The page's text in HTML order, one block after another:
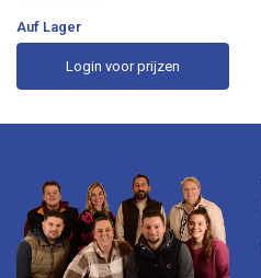
Auf Lager
Login voor prijzen